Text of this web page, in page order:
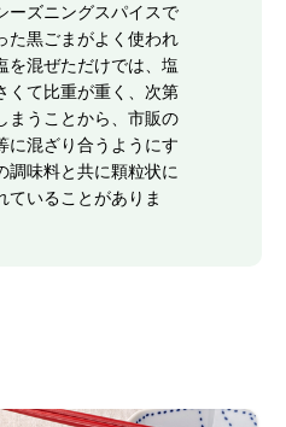
ーズニングスパイスで
た黒ごまがよく使われ
を混ぜただけでは、塩
くて比重が重く、次第
まうことから、市販の
に混ざり合うようにす
調味料と共に顆粒状に
ていることがありま